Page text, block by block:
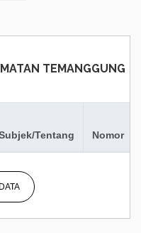
TEMANGGUNG
Tentang Nomor